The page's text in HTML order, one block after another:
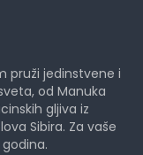
pruži jedinstvene i
od Manuka
gljiva iz
Sibira. Za vaše